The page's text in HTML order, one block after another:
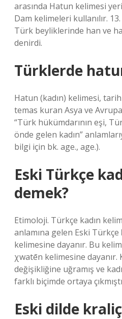
arasında Hatun kelimesi
Dam kelimeleri kullanılır.
Türk beyliklerinde han ve
denirdi.
Türklerde
Hatun (kadın) kelimesi,
temas kuran Asya ve
“Türk hükümdarının eşi,
önde gelen kadın”
bilgi için bk. age., age.).
Eski Türkçe
demek?
Etimoloji. Türkçe kadın
anlamına gelen Eski
kelimesine dayanır. Bu
χwatēn kelimesine dayanır.
değişikliğine uğramış ve
farklı biçimde ortaya
Eski dilde